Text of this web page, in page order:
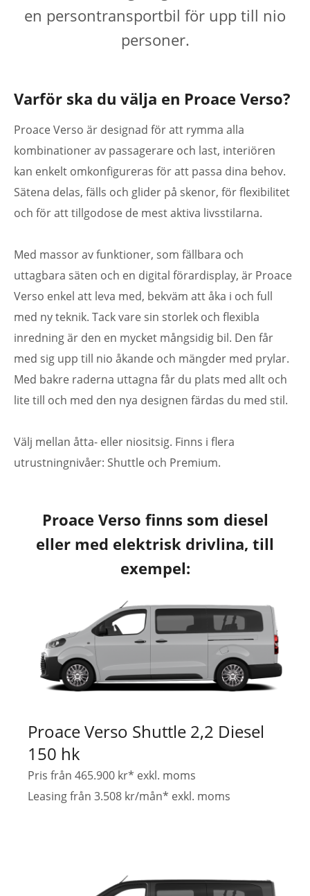
en persontransportbil för upp till nio
personer.
Varför ska du välja en Proace Verso?
Proace Verso är designad för att rymma alla
kombinationer av passagerare och last, interiören
kan enkelt omkonfigureras för att passa dina behov.
Sätena delas, fälls och glider på skenor, för flexibilitet
och för att tillgodose de mest aktiva livsstilarna.
Med massor av funktioner, som fällbara och
uttagbara säten och en digital förardisplay, är Proace
Verso enkel att leva med, bekväm att åka i och full
med ny teknik. Tack vare sin storlek och flexibla
inredning är den en mycket mångsidig bil. Den får
med sig upp till nio åkande och mängder med prylar.
Med bakre raderna uttagna får du plats med allt och
lite till och med den nya designen färdas du med stil.
Välj mellan åtta- eller niositsig. Finns i flera
utrustningnivåer: Shuttle och Premium.
Proace Verso finns som diesel
eller med elektrisk drivlina, till
exempel:
Proace Verso Shuttle 2,2 Diesel
150 hk
Pris från 465.900 kr* exkl. moms
Leasing från 3.508 kr/mån* exkl. moms